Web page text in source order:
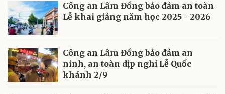
Công an Lâm Đồng bảo đảm an toàn
Lễ khai giảng năm học 2025 - 2026
Công an Lâm Đồng bảo đảm an
ninh, an toàn dịp nghỉ Lễ Quốc
khánh 2/9